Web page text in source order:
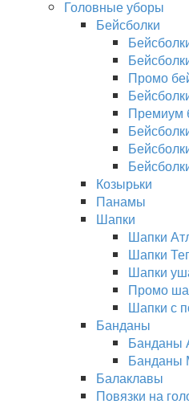
Головные уборы
Бейсболки
Промо
Премиум
Козырьки
Панамы
Шапки
Шапки
Шапки
Шапки
Промо
Шапки с
Банданы
Банданы
Банданы
Балаклавы
Повязки на